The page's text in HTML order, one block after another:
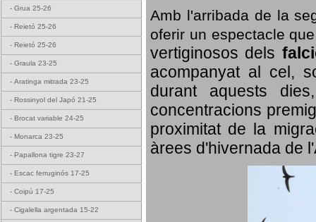
- Grua 25-26
- Reietó 25-26
- Reietó 25-26
- Graula 23-25
- Aratinga mitrada 23-25
- Rossinyol del Japó 21-25
- Brocat variable 24-25
- Monarca 23-25
- Papallona tigre 23-27
- Escac ferruginós 17-25
- Coipú 17-25
- Cigalella argentada 15-22
Amb l'arribada de la
oferir un espectacle
vertiginosos dels
acompanyat al cel,
durant aquests
concentracions
proximitat de la
àrees d'hivernada de